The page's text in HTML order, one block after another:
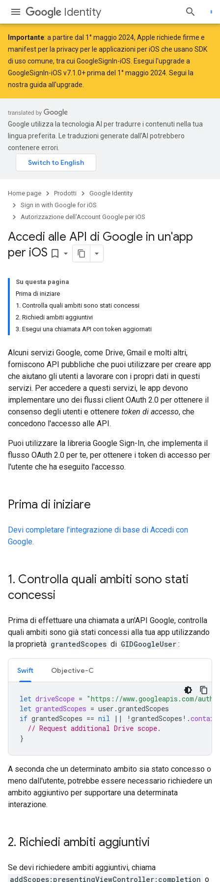
Identity
Importante: a partire dal 1° maggio 2024, Apple richiede firme e
manifest per la privacy per le applicazioni per iOS che usano SDK
di uso comune, tra cui GoogleSignIn-iOS. Esegui l'upgrade a
GoogleSignIn-iOS v7.1.0+ prima del 1° maggio 2024. Segui la
nostra guida all'upgrade
Google utilizza la tecnologia AI per tradurre i contenuti nella tua
lingua preferita. Le traduzioni generate dall'AI potrebbero
contenere errori.
Home page Prodotti
Google Identity
Sign in with Google for iOS
Autorizzazione dell'Account Google per iOS
Accedi alle API di Google in un'app
per iOS bookmark_border
Su questa pagina
Prima di iniziare
1. Controlla quali ambiti sono stati concessi
2. Richiedi ambiti aggiuntivi
3. Esegui una chiamata API con token aggiornati
Alcuni servizi Google, come Drive, Gmail e molti altri,
forniscono API pubbliche che puoi utilizzare per creare app
che aiutano gli utenti a lavorare con i propri dati in questi
servizi. Per accedere a questi servizi, le app devono
implementare uno dei flussi client OAuth 2.0 per ottenere il
consenso degli utenti e ottenere token di accesso, che
concedono l'accesso alle API.
Puoi utilizzare la libreria Google Sign-In, che implementa il
flusso OAuth 2.0 per te, per ottenere i token di accesso per
l'utente che ha eseguito l'accesso.
Prima di iniziare
Devi completare l'integrazione di base di Accedi con
Google.
1. Controlla quali ambiti sono stati
concessi
Prima di effettuare una chiamata a un'API Google, controlla
quali ambiti sono già stati concessi alla tua app utilizzando
la proprietà grantedScopes di GIDGoogleUser :
Swift Objective-C
let driveScope = "https://www.googleapis.com/
let grantedScopes = user .grantedScopes
if grantedScopes == nil || ! grantedScopes !.
// Request additional Drive scope.
}
A seconda che un determinato ambito sia stato concesso o
meno dall'utente, potrebbe essere necessario richiedere un
ambito aggiuntivo per supportare una determinata
interazione.
2. Richiedi ambiti aggiuntivi
Se devi richiedere ambiti aggiuntivi, chiama
addScopes:presentingViewController:completion o